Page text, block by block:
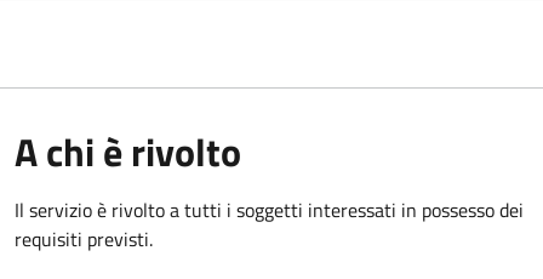
A chi è rivolto
Il servizio è rivolto a tutti i soggetti interessati in possesso dei
requisiti previsti.